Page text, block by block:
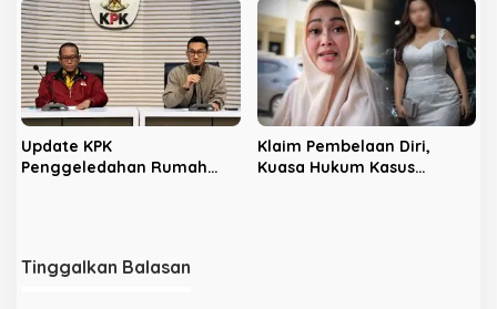
Update KPK
Penggeledahan Rumah
Klaim Pembelaan Diri,
Kuasa Hukum Kasus
Tinggalkan Balasan